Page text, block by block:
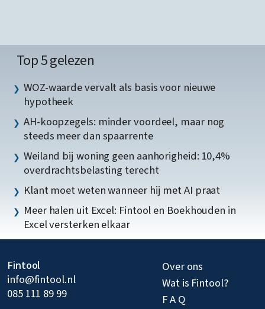
Top 5 gelezen
WOZ-waarde vervalt als basis voor nieuwe
hypotheek
AH-koopzegels: minder voordeel, maar nog
steeds meer dan spaarrente
Weiland bij woning geen aanhorigheid: 10,4%
overdrachtsbelasting terecht
Klant moet weten wanneer hij met AI praat
Meer halen uit Excel: Fintool en Boekhouden in
Excel versterken elkaar
Fintool
info@fintool.nl
085 111 89 99
Over ons
Wat is Fintool?
F A Q